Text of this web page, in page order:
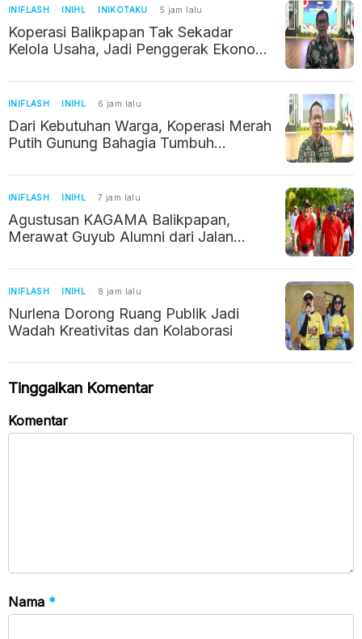
INIFLASH INIHL INIKOTAKU 5 jam lalu
Koperasi Balikpapan Tak Sekadar
Kelola Usaha, Jadi Penggerak Ekonomi
INIFLASH INIHL 6 jam lalu
Dari Kebutuhan Warga, Koperasi Merah
Putih Gunung Bahagia Tumbuh
INIFLASH INIHL 7 jam lalu
Agustusan KAGAMA Balikpapan,
Merawat Guyub Alumni dari Jalan
INIFLASH INIHL 8 jam lalu
Nurlena Dorong Ruang Publik Jadi
Wadah Kreativitas dan Kolaborasi
Tinggalkan Komentar
Komentar
Nama *